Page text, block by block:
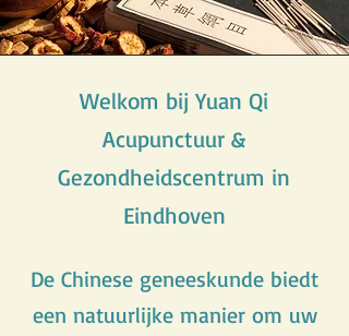
Welkom bij Yuan Qi
Acupunctuur &
Gezondheidscentrum in
Eindhoven
De Chinese geneeskunde biedt
een natuurlijke manier om uw